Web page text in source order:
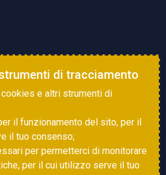
Arbitri
di tracciamento
e altri strumenti di
il funzionamento del sito, per il
il tuo consenso;
per permetterci di monitorare
per il cui utilizzo serve il tuo